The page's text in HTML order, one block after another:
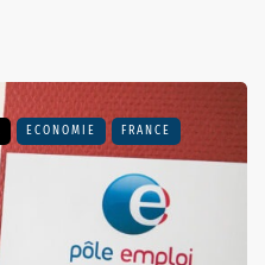
ECONOMIE FRANCE